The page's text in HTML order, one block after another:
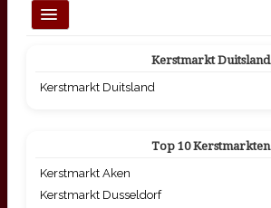
Schakelen
navigatie
Top 10 Grootste Kerstmarkten
Kerstmarkt Duitsland
Kerstmarkt Duitsland
Top 10 Kerstmarkten
Kerstmarkt Aken
Kerstmarkt Dusseldorf